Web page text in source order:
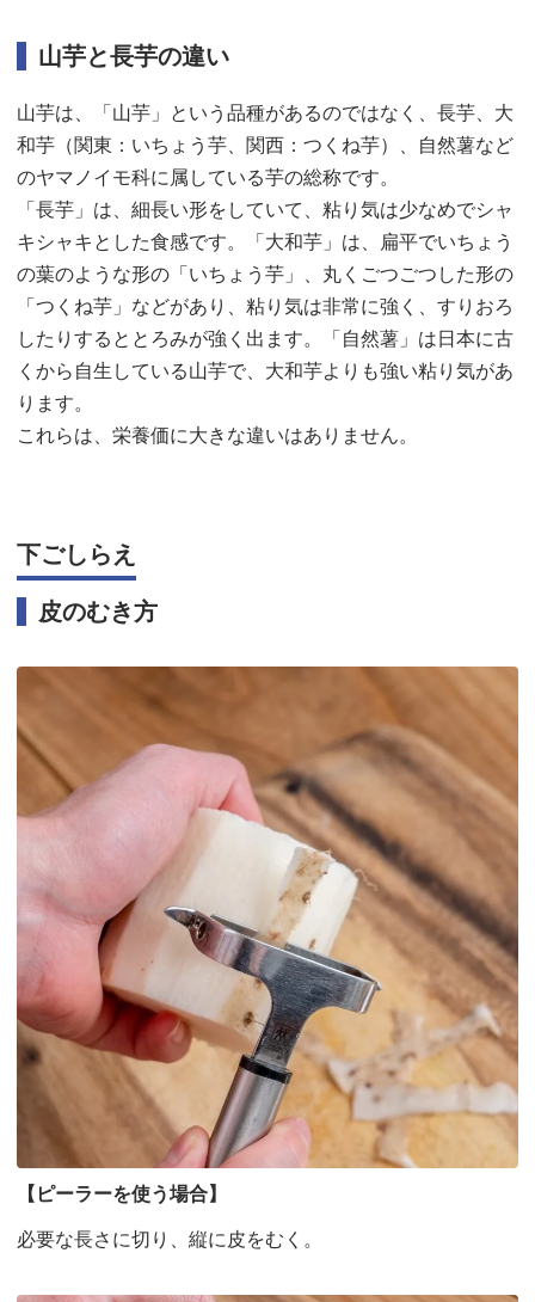
山芋と長芋の違い
山芋は、「山芋」という品種があるのではなく、長芋、大
和芋（関東：いちょう芋、関西：つくね芋）、自然薯など
のヤマノイモ科に属している芋の総称です。
「長芋」は、細長い形をしていて、粘り気は少なめでシャ
キシャキとした食感です。「大和芋」は、扁平でいちょう
の葉のような形の「いちょう芋」、丸くごつごつした形の
「つくね芋」などがあり、粘り気は非常に強く、すりおろ
したりするととろみが強く出ます。「自然薯」は日本に古
くから自生している山芋で、大和芋よりも強い粘り気があ
ります。
これらは、栄養価に大きな違いはありません。
下ごしらえ
皮のむき方
【ピーラーを使う場合】
必要な長さに切り、縦に皮をむく。